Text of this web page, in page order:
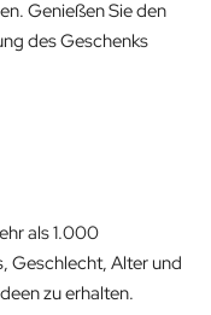
Genießen Sie den
des Geschenks
als 1.000
Geschlecht, Alter und
zu erhalten.